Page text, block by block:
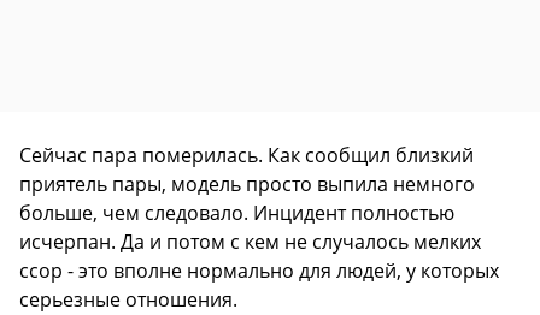
Сейчас пара померилась. Как сообщил близкий
приятель пары, модель просто выпила немного
больше, чем следовало. Инцидент полностью
исчерпан. Да и потом с кем не случалось мелких
ссор - это вполне нормально для людей, у которых
серьезные отношения.